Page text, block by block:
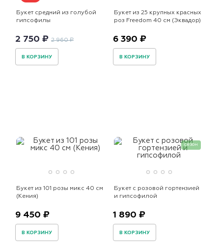
Букет средний из голубой
гипсофилы
2 750 ₽ 2 960 ₽
В КОРЗИНУ
Букет из 25 крупных красных
роз Freedom 40 см (Эквадор)
6 390 ₽
В КОРЗИНУ
Букет из 101 розы микс 40 см
(Кения)
9 450 ₽
В КОРЗИНУ
сезон
Букет с розовой гортензией
и гипсофилой
1 890 ₽
В КОРЗИНУ